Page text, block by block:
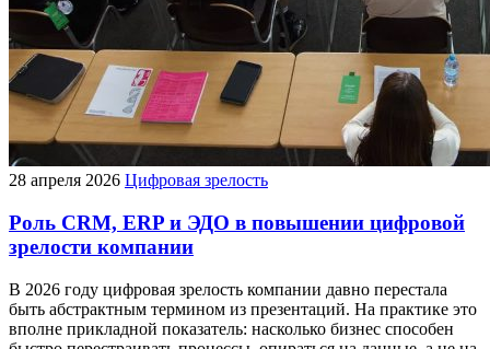
28 апреля 2026 Цифровая зрелость
Роль CRM, ERP и ЭДО в повышении цифровой
зрелости компании
В 2026 году цифровая зрелость компании давно перестала
быть абстрактным термином из презентаций. На практике это
вполне прикладной показатель: насколько бизнес способен